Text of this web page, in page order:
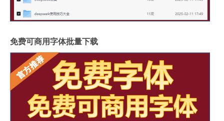
免费可商用字体批量下载